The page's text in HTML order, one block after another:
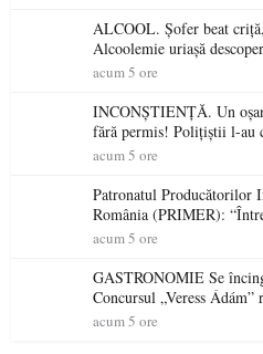
ALCOOL. Șofer beat
Alcoolemie uriașă
acum 5 ore
INCONȘTIENȚĂ. Un
fără permis! Polițiștii l-au
acum 5 ore
Patronatul Producătorilor
România (PRIMER):
electrică a fabricilor de
acum 5 ore
GASTRONOMIE Se încing ceaunele la Satu Mare!
Concursul „Veress Ádám”
spectaculoase, premii și un
acum 5 ore